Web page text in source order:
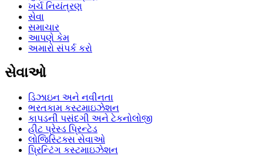
ખર્ચ નિયંત્રણ
સેવા
સમાચાર
આપણે કેમ
અમારો સંપર્ક કરો
સેવાઓ
ડિઝાઇન અને નવીનતા
ભરતકામ કસ્ટમાઇઝેશન
કાપડની પસંદગી અને ટેકનોલોજી
હીટ પ્રેસ્ડ પ્રિન્ટેડ
લોજિસ્ટિક્સ સેવાઓ
પ્રિન્ટિંગ કસ્ટમાઇઝેશન